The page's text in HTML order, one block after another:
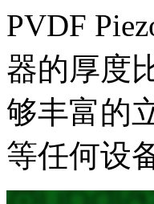
PVDF
器的厚度
够丰富的
等任何设